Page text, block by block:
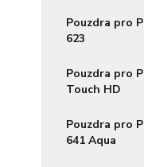
Pouzdra pro
623
Pouzdra pro
Touch HD
Pouzdra pro
641 Aqua